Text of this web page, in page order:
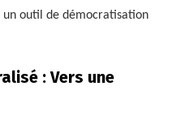
un outil de démocratisation
: Vers une